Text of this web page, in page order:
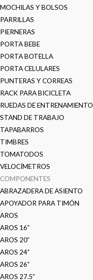
MOCHILAS Y BOLSOS
PARRILLAS
PIERNERAS
PORTA BEBE
PORTA BOTELLA
PORTA CELULARES
PUNTERAS Y CORREAS
RACK PARA BICICLETA
RUEDAS DE ENTRENAMIENTO
STAND DE TRABAJO
TAPABARROS
TIMBRES
TOMATODOS
VELOCÍMETROS
COMPONENTES
ABRAZADERA DE ASIENTO
APOYADOR PARA TIMÓN
AROS
AROS 16”
AROS 20”
AROS 24”
AROS 26”
AROS 27.5”